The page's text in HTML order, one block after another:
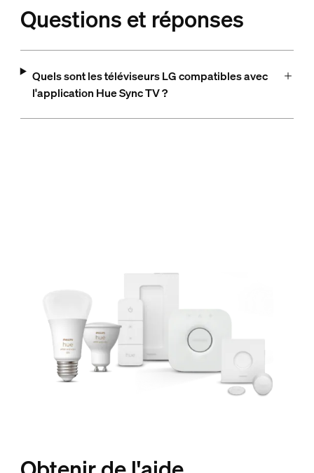
Questions et réponses
Quels sont les téléviseurs LG compatibles avec
l'application Hue Sync TV ?